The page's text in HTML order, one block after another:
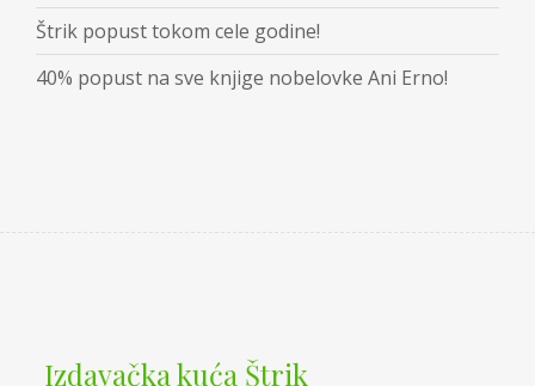
Štrik popust tokom cele godine!
40% popust na sve knjige nobelovke Ani Erno!
Izdavačka kuća Štrik